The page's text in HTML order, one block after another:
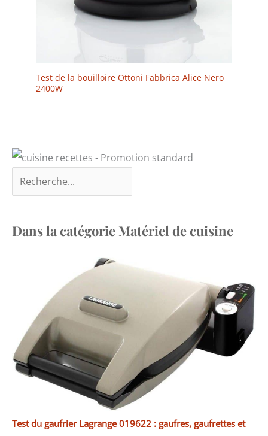
Test de la bouilloire Ottoni Fabbrica Alice Nero
2400W
Dans la catégorie Matériel de cuisine
Test du gaufrier Lagrange 019622 : gaufres, gaufrettes et